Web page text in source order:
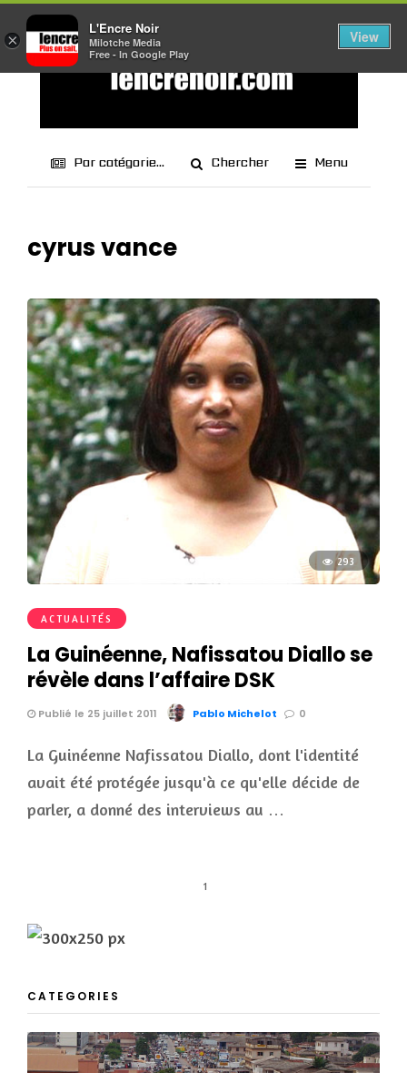
Par catégorie... Chercher Menu
cyrus vance
293
ACTUALITÉS
La Guinéenne, Nafissatou Diallo se
révèle dans l’affaire DSK
Publié le 25 juillet 2011 Pablo Michelot 0
La Guinéenne Nafissatou Diallo, dont l'identité
avait été protégée jusqu'à ce qu'elle décide de
parler, a donné des interviews au …
1
CATEGORIES
×
L'Encre Noir
Milotche Media
Free - In Google Play
View